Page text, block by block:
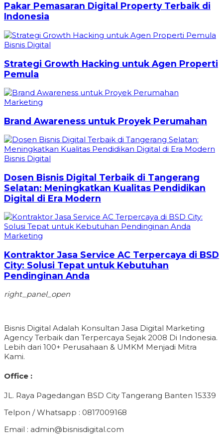
Pakar Pemasaran Digital Property Terbaik di
Indonesia
Bisnis Digital
Strategi Growth Hacking untuk Agen Properti
Pemula
Marketing
Brand Awareness untuk Proyek Perumahan
Bisnis Digital
Dosen Bisnis Digital Terbaik di Tangerang
Selatan: Meningkatkan Kualitas Pendidikan
Digital di Era Modern
Marketing
Kontraktor Jasa Service AC Terpercaya di BSD
City: Solusi Tepat untuk Kebutuhan
Pendinginan Anda
right_panel_open
Bisnis Digital Adalah Konsultan Jasa Digital Marketing
Agency Terbaik dan Terpercaya Sejak 2008 Di Indonesia.
Lebih dari 100+ Perusahaan & UMKM Menjadi Mitra
Kami.
Office :
JL. Raya Pagedangan BSD City Tangerang Banten 15339
Telpon / Whatsapp : 0817009168
Email : admin@bisnisdigital.com